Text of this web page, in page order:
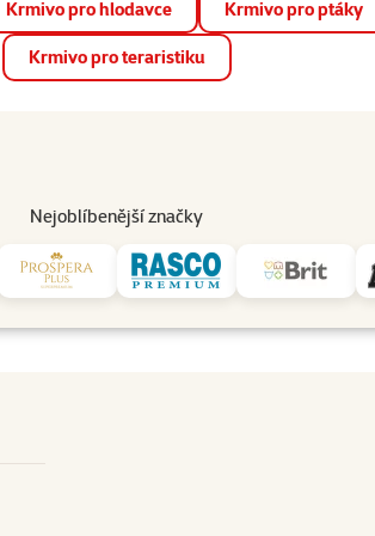
novou aplikaci Super zoo.Více informací
Krmivo pro hlodavce Krmivo pro ptáky
Krmivo pro teraristiku
Nejoblíbenější značky
Prodejny Služby
Dostupnost a doručení